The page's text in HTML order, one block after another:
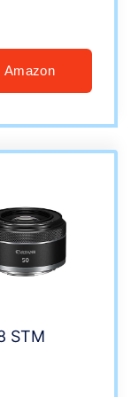
Fujifilm,
Amazon
STM